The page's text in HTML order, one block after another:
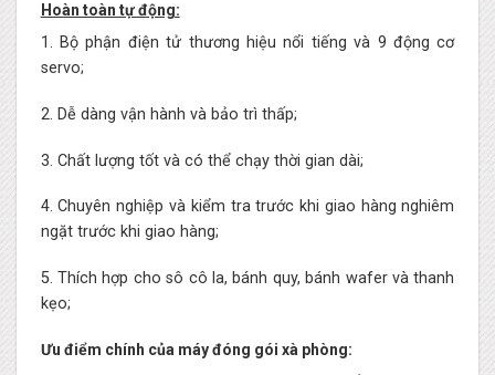
Hoàn toàn tự động:
1. Bộ phận điện tử thương hiệu nổi tiếng và 9 động cơ
servo;
2. Dễ dàng vận hành và bảo trì thấp;
3. Chất lượng tốt và có thể chạy thời gian dài;
4. Chuyên nghiệp và kiểm tra trước khi giao hàng nghiêm
ngặt trước khi giao hàng;
5. Thích hợp cho sô cô la, bánh quy, bánh wafer và thanh
kẹo;
Ưu điểm chính của máy đóng gói xà phòng: